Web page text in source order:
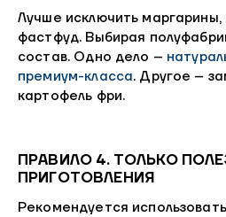
Лучше исключить
фастфуд. Выбирая
состав. Одно дело –
премиум-класса. Другое –
картофель фри.
ПРАВИЛО 4. ТОЛЬКО
ПРИГОТОВЛЕНИЯ
Рекомендуется